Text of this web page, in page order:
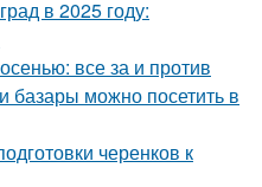
в 2025 году:
все за и против
базары можно посетить в
черенков к